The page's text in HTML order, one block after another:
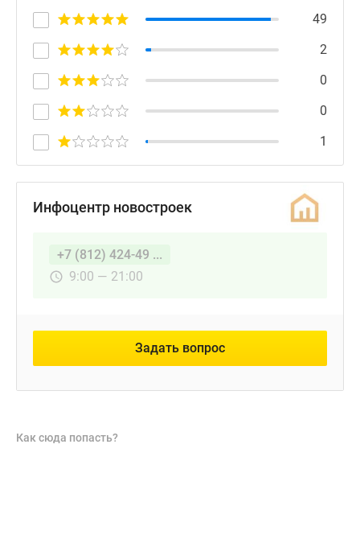
49
2
0
0
1
Инфоцентр новостроек
+7 (812) 424-49 ...
9:00 — 21:00
Задать вопрос
Как сюда попасть?